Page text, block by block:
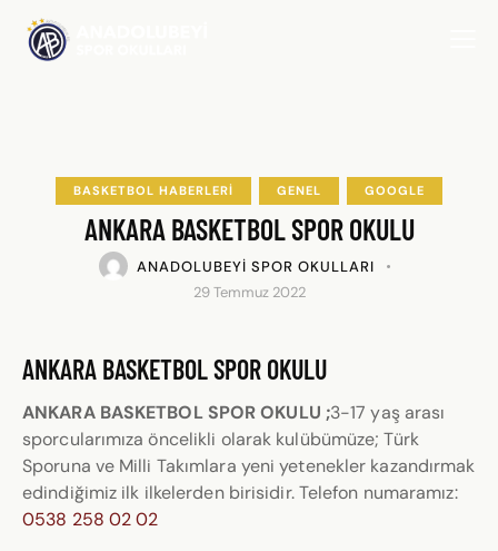
BASKETBOL HABERLERI GENEL GOOGLE
ANKARA BASKETBOL SPOR OKULU
ANADOLUBEYI SPOR OKULLARI
29 Temmuz 2022
ANKARA BASKETBOL SPOR OKULU
ANKARA BASKETBOL SPOR OKULU ;3-17 yaş arası
sporcularımıza öncelikli olarak kulübümüze; Türk
Sporuna ve Milli Takımlara yeni yetenekler kazandırmak
edindiğimiz ilk ilkelerden birisidir. Telefon numaramız:
0538 258 02 02